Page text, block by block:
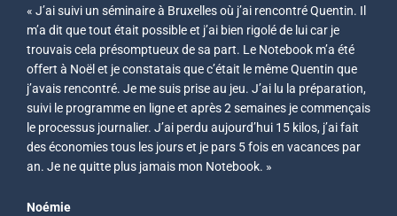
« J’ai suivi un séminaire à Bruxelles où j’ai rencontré Quentin. Il
m’a dit que tout était possible et j’ai bien rigolé de lui car je
trouvais cela présomptueux de sa part. Le Notebook m’a été
offert à Noël et je constatais que c’était le même Quentin que
j’avais rencontré. Je me suis prise au jeu. J’ai lu la préparation,
suivi le programme en ligne et après 2 semaines je commençais
le processus journalier. J’ai perdu aujourd’hui 15 kilos, j’ai fait
des économies tous les jours et je pars 5 fois en vacances par
an. Je ne quitte plus jamais mon Notebook. »
Noémie